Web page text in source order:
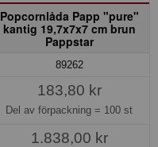
Popcornlåda Papp "pure"
kantig 19,7x7x7 cm brun
Pappstar
89262
183,80 kr
Del av förpackning = 100 st
1.838,00 kr